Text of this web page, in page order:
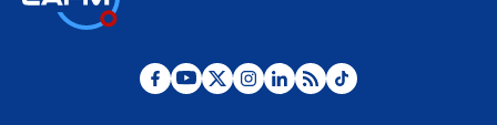
Desde dermatitis hasta infecciones: